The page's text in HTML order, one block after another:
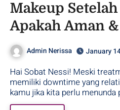
Makeup
Apakah Aman
Purwodadi
Admin Nerissa January
Hai Sobat Nessi! Meski treatment skinbooster dikenal
memiliki downtime yang
kamu jika kita perlu menunda